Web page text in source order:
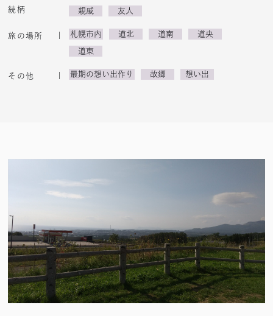
続柄
親戚 友人
旅の場所 札幌市内 道北 道南 道央
道東
その他 最期の想い出作り 故郷 想い出